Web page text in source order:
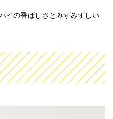
イの香ばしさとみずみずしい